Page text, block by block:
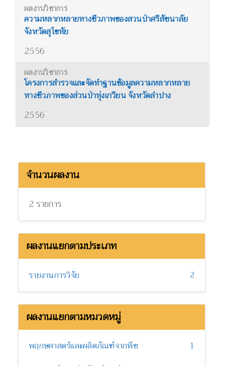
ความหลากหลายทางชีวภาพของสวนป่าศรีสัชนาลัย
จังหวัดสุโขทัย
2556
โครงการสำรวจและจัดทำฐานข้อมูลความหลากหลาย
ทางชีวภาพของส่วนป่าทุ่งเกวียน จังหวัดลำปาง
2556
จำนวนผลงาน
2 รายการ
ผลงานแยกตามประเภท
รายงานการวิจัย 2
ผลงานแยกตามหมวดหมู่
พฤกษศาสตร์และผลิตภัณฑ์จากพืช
1